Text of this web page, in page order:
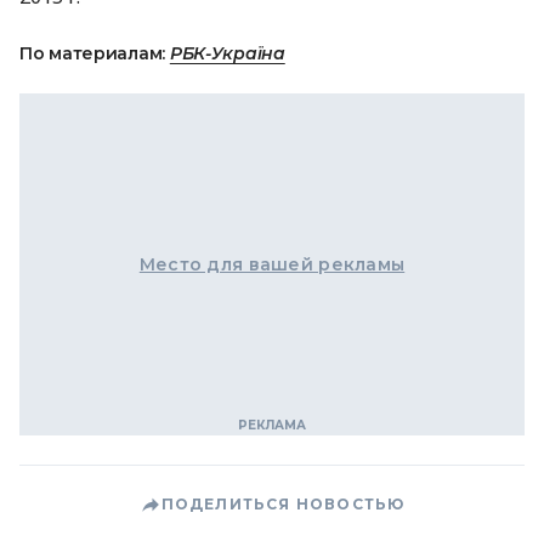
По материалам: РБК-Україна
Место для вашей рекламы
ПОДЕЛИТЬСЯ НОВОСТЬЮ